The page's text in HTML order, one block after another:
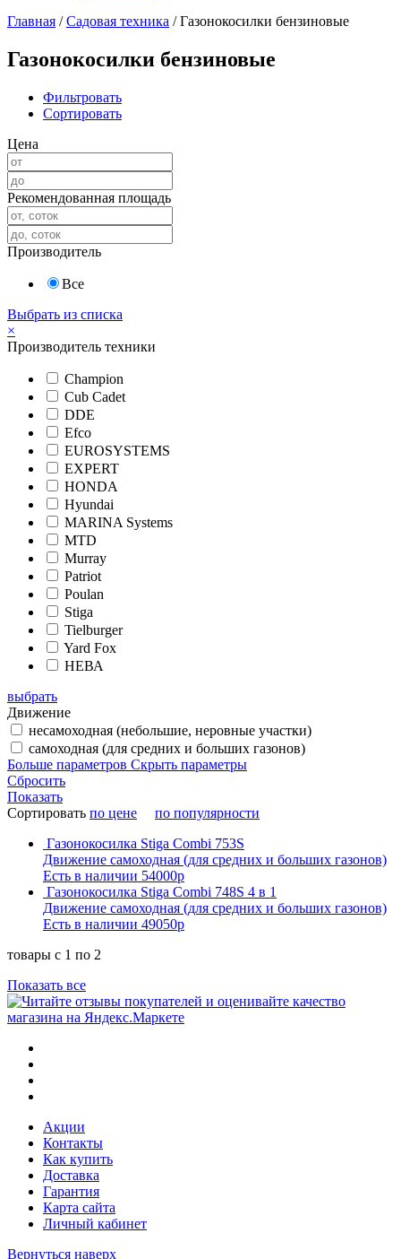
Главная /Садовая техника /Газонокосилки бензиновые
Газонокосилки бензиновые
Фильтровать
Сортировать
Цена
Рекомендованная площадь
Производитель
Все
Выбрать из списка
×
Производитель техники
Champion
Cub Cadet
DDE
Efco
EUROSYSTEMS
EXPERT
HONDA
Hyundai
MARINA Systems
MTD
Murray
Patriot
Poulan
Stiga
Tielburger
Yard Fox
НЕВА
выбрать
Движение
несамоходная (небольшие, неровные участки)
самоходная (для средних и больших газонов)
Больше параметров Скрыть параметры
Сбросить
Показать
Сортировать по цене
по популярности
Газонокосилка Stiga Combi 753S
Движение самоходная (для средних и больших газонов)
Есть в наличии 54000р
Газонокосилка Stiga Combi 748S 4 в 1
Движение самоходная (для средних и больших газонов)
Есть в наличии 49050р
товары с 1 по 2
Показать все
Акции
Контакты
Как купить
Доставка
Гарантия
Карта сайта
Личный кабинет
Вернуться наверх